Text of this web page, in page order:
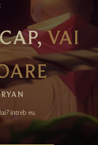
VAI
întreb eu.